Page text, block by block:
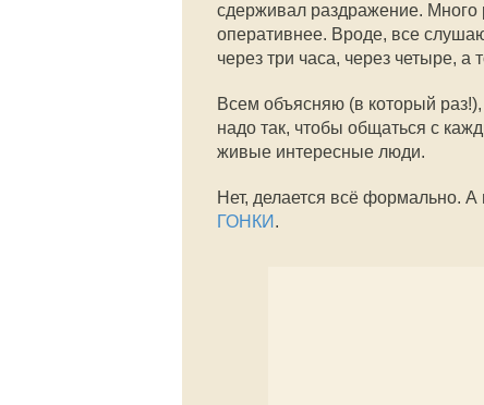
сдерживал раздражение. Много
оперативнее. Вроде, все
через три часа, через четыре,
Всем объясняю (в который раз!),
надо так, чтобы общаться с
живые интересные люди.
Нет, делается всё формально.
ГОНКИ .